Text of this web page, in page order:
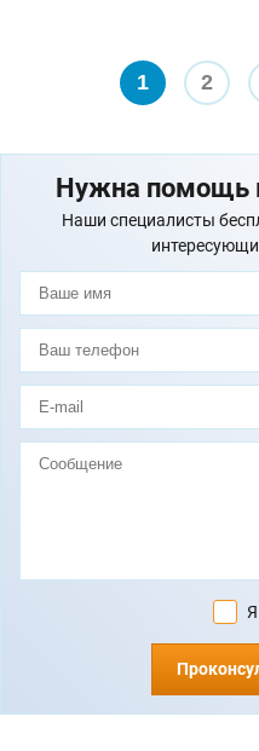
1 2
Нужна помощь
Наши специалисты